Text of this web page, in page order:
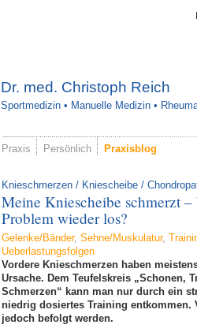
Dr. med. Christoph Reich
Sportmedizin • Manuelle Medizin •
Praxis Persönlich Praxisblog
Knieschmerzen / Kniescheibe /
Meine Kniescheibe schmerzt
Problem wieder los?
Gelenke/Bänder, Sehne/Muskulatur,
Ueberlastungsfolgen
Vordere Knieschmerzen haben
Ursache. Dem Teufelskreis „Schonen,
Schmerzen“ kann man nur durch ein
niedrig dosiertes Training entkommen.
jedoch befolgt werden.